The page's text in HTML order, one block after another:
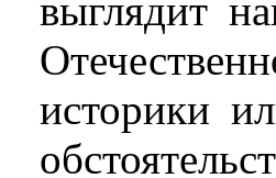
выглядит
историки